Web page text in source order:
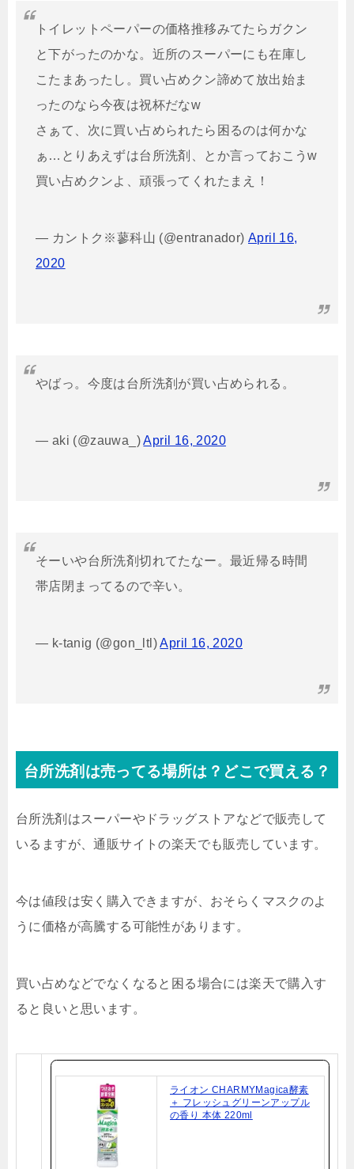
トイレットペーパーの価格推移みてたらガクン
と下がったのかな。近所のスーパーにも在庫し
こたまあったし。買い占めクン諦めて放出始ま
ったのなら今夜は祝杯だなw
さぁて、次に買い占められたら困るのは何かな
ぁ…とりあえずは台所洗剤、とか言っておこうw
買い占めクンよ、頑張ってくれたまえ！
— カントク※蓼科山 (@entranador) April 16,
2020
やばっ。今度は台所洗剤が買い占められる。
— aki (@zauwa_)April 16, 2020
そーいや台所洗剤切れてたなー。最近帰る時間
帯店閉まってるので辛い。
— k-tanig (@gon_ltl)April 16, 2020
台所洗剤は売ってる場所は？どこで買える？
台所洗剤はスーパーやドラッグストアなどで販売して
いるますが、通販サイトの楽天でも販売しています。
今は値段は安く購入できますが、おそらくマスクのよ
うに価格が高騰する可能性があります。
買い占めなどでなくなると困る場合には楽天で購入す
ると良いと思います。
ライオン CHARMYMagica酵素
＋ フレッシュグリーンアップル
の香り 本体 220ml